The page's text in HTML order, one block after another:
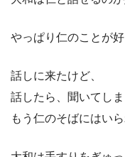
やっぱり仁のことが好
話しに来たけど、
話したら、聞いてしま
もう仁のそばにはいら